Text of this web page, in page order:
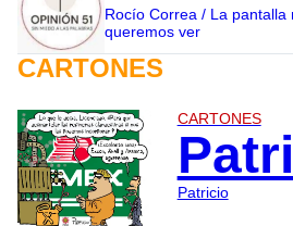
Rocío Correa / La
queremos ver
CARTONES
CARTONES
Patricio